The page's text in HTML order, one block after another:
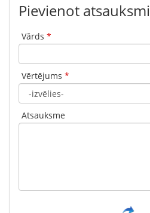
Pievienot atsauksmi
Vārds *
Vērtējums *
Atsauksme